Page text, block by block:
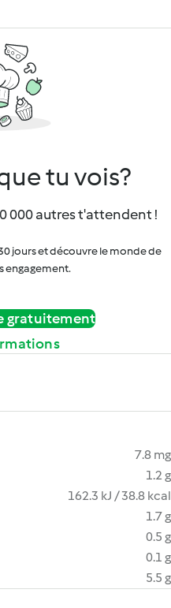
tu vois?
000 autres t'attendent !
jours et découvre le monde de
engagement.
gratuitement
7.8 mg
1.2 g
162.3 kJ / 38.8 kcal
1.7 g
0.5 g
0.1 g
5.5 g